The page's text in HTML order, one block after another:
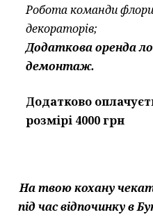
Робота команди
декораторів;
Додаткова оренда
демонтаж.
Додатково
розмірі 4000 грн
На твою кохану
під час відпочинку в